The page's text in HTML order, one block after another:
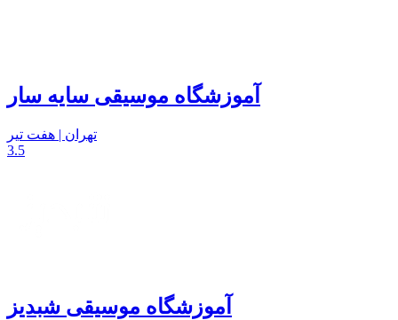
آموزشگاه موسیقی سایه سار
تهران | هفت تیر
3.5
آموزشگاه موسیقی شبدیز